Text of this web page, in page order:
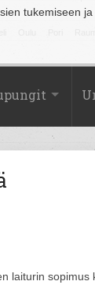
tukemiseen
laiturin sopimus